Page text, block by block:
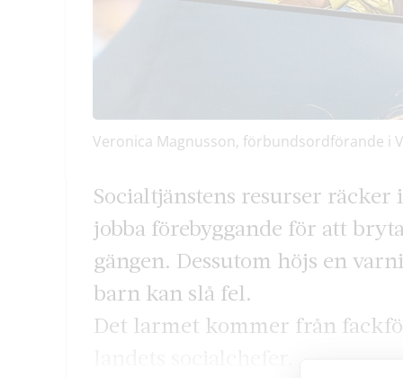
Veronica Magnusson, förbundsordförande i
Socialtjänstens resurser
jobba förebyggande för att
gängen. Dessutom höjs en
barn kan slå fel.
Det larmet kommer från